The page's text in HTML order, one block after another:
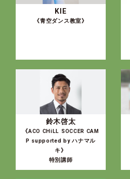
KIE
《青空ダンス教室》
鈴木啓太
《ACO CHiLL SOCCER CAM
P supported by ハナマル
キ》
特別講師